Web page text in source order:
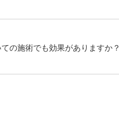
の施術でも効果がありますか？